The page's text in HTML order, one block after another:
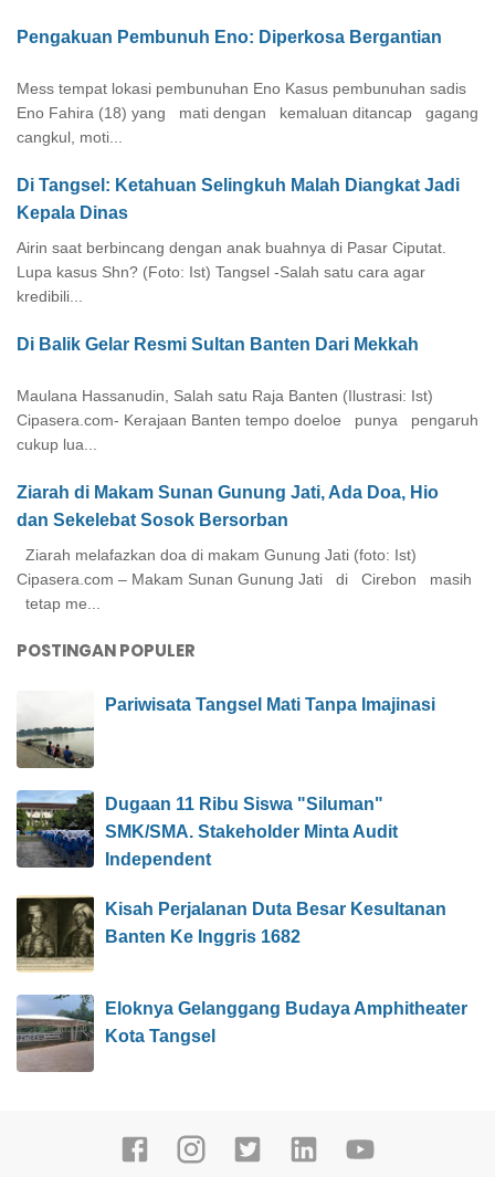
Pengakuan Pembunuh Eno: Diperkosa Bergantian
Mess tempat lokasi pembunuhan Eno Kasus pembunuhan sadis
Eno Fahira (18) yang mati dengan kemaluan ditancap gagang
cangkul, moti...
Di Tangsel: Ketahuan Selingkuh Malah Diangkat Jadi
Kepala Dinas
Airin saat berbincang dengan anak buahnya di Pasar Ciputat.
Lupa kasus Shn? (Foto: Ist) Tangsel -Salah satu cara agar
kredibili...
Di Balik Gelar Resmi Sultan Banten Dari Mekkah
Maulana Hassanudin, Salah satu Raja Banten (Ilustrasi: Ist)
Cipasera.com- Kerajaan Banten tempo doeloe punya pengaruh
cukup lua...
Ziarah di Makam Sunan Gunung Jati, Ada Doa, Hio
dan Sekelebat Sosok Bersorban
Ziarah melafazkan doa di makam Gunung Jati (foto: Ist)
Cipasera.com – Makam Sunan Gunung Jati di Cirebon masih
tetap me...
POSTINGAN POPULER
Pariwisata Tangsel Mati Tanpa Imajinasi
Dugaan 11 Ribu Siswa "Siluman"
SMK/SMA. Stakeholder Minta Audit
Independent
Kisah Perjalanan Duta Besar Kesultanan
Banten Ke Inggris 1682
Eloknya Gelanggang Budaya Amphitheater
Kota Tangsel